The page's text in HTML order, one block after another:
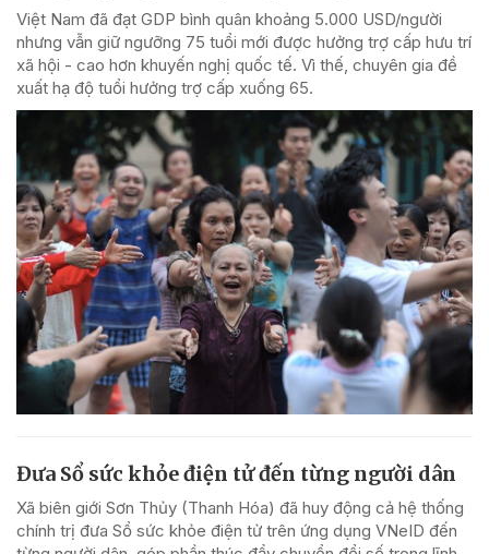
Việt Nam đã đạt GDP bình quân khoảng 5.000 USD/người
nhưng vẫn giữ ngưỡng 75 tuổi mới được hưởng trợ cấp hưu trí
xã hội - cao hơn khuyến nghị quốc tế. Vì thế, chuyên gia đề
xuất hạ độ tuổi hưởng trợ cấp xuống 65.
Đưa Sổ sức khỏe điện tử đến từng người dân
Xã biên giới Sơn Thủy (Thanh Hóa) đã huy động cả hệ thống
chính trị đưa Sổ sức khỏe điện tử trên ứng dụng VNeID đến